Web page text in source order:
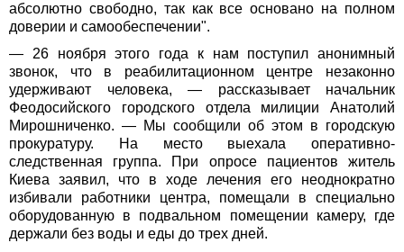
абсолютно свободно, так как все основано на полном
доверии и самообеспечении".
— 26 ноября этого года к нам поступил анонимный
звонок, что в реабилитационном центре незаконно
удерживают человека, — рассказывает начальник
Феодосийского городского отдела милиции Анатолий
Мирошниченко. — Мы сообщили об этом в городскую
прокуратуру. На место выехала оперативно-
следственная группа. При опросе пациентов житель
Киева заявил, что в ходе лечения его неоднократно
избивали работники центра, помещали в специально
оборудованную в подвальном помещении камеру, где
держали без воды и еды до трех дней.